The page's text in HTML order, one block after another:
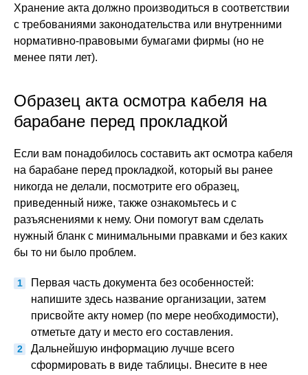
Хранение акта должно производиться в соответствии
с требованиями законодательства или внутренними
нормативно-правовыми бумагами фирмы (но не
менее пяти лет).
Образец акта осмотра кабеля на
барабане перед прокладкой
Если вам понадобилось составить акт осмотра кабеля
на барабане перед прокладкой, который вы ранее
никогда не делали, посмотрите его образец,
приведенный ниже, также ознакомьтесь и с
разъяснениями к нему. Они помогут вам сделать
нужный бланк с минимальными правками и без каких
бы то ни было проблем.
Первая часть документа без особенностей:
напишите здесь название организации, затем
присвойте акту номер (по мере необходимости),
отметьте дату и место его составления.
Дальнейшую информацию лучше всего
сформировать в виде таблицы. Внесите в нее